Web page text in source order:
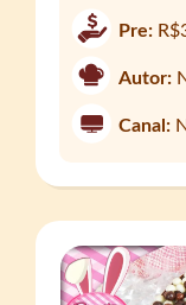
Pre:
Autor:
Canal: